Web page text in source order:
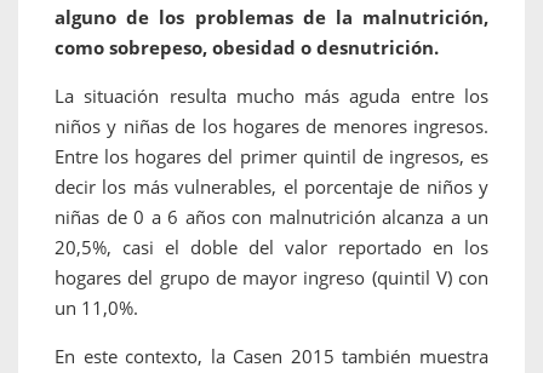
alguno de los problemas de la malnutrición,
como sobrepeso, obesidad o desnutrición.
La situación resulta mucho más aguda entre los
niños y niñas de los hogares de menores ingresos.
Entre los hogares del primer quintil de ingresos, es
decir los más vulnerables, el porcentaje de niños y
niñas de 0 a 6 años con malnutrición alcanza a un
20,5%, casi el doble del valor reportado en los
hogares del grupo de mayor ingreso (quintil V) con
un 11,0%.
En este contexto, la Casen 2015 también muestra